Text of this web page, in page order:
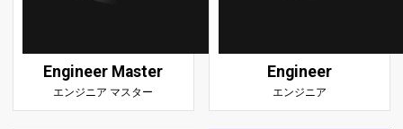
Engineer Master
エンジニア マスター
Engineer
エンジニア